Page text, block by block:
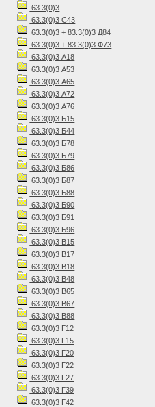
63.3(0)3
63.3(0)3 С43
63.3(0)3 + 83.3(0)3 Д84
63.3(0)3 + 83.3(0)3 Ф73
63.3(0)3 А18
63.3(0)3 А53
63.3(0)3 А65
63.3(0)3 А72
63.3(0)3 А76
63.3(0)3 Б15
63.3(0)3 Б44
63.3(0)3 Б78
63.3(0)3 Б79
63.3(0)3 Б86
63.3(0)3 Б87
63.3(0)3 Б88
63.3(0)3 Б90
63.3(0)3 Б91
63.3(0)3 Б96
63.3(0)3 В15
63.3(0)3 В17
63.3(0)3 В18
63.3(0)3 В48
63.3(0)3 В65
63.3(0)3 В67
63.3(0)3 В88
63.3(0)3 Г12
63.3(0)3 Г15
63.3(0)3 Г20
63.3(0)3 Г22
63.3(0)3 Г27
63.3(0)3 Г39
63.3(0)3 Г42